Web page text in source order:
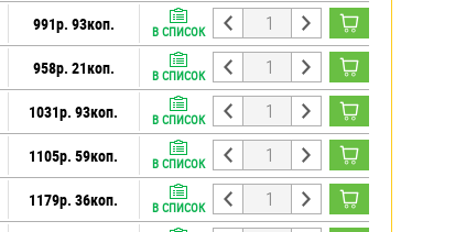
991р. 93коп. В СПИСОК
958р. 21коп. В СПИСОК
1031р. 93коп. В СПИСОК
1105р. 59коп. В СПИСОК
1179р. 36коп. В СПИСОК